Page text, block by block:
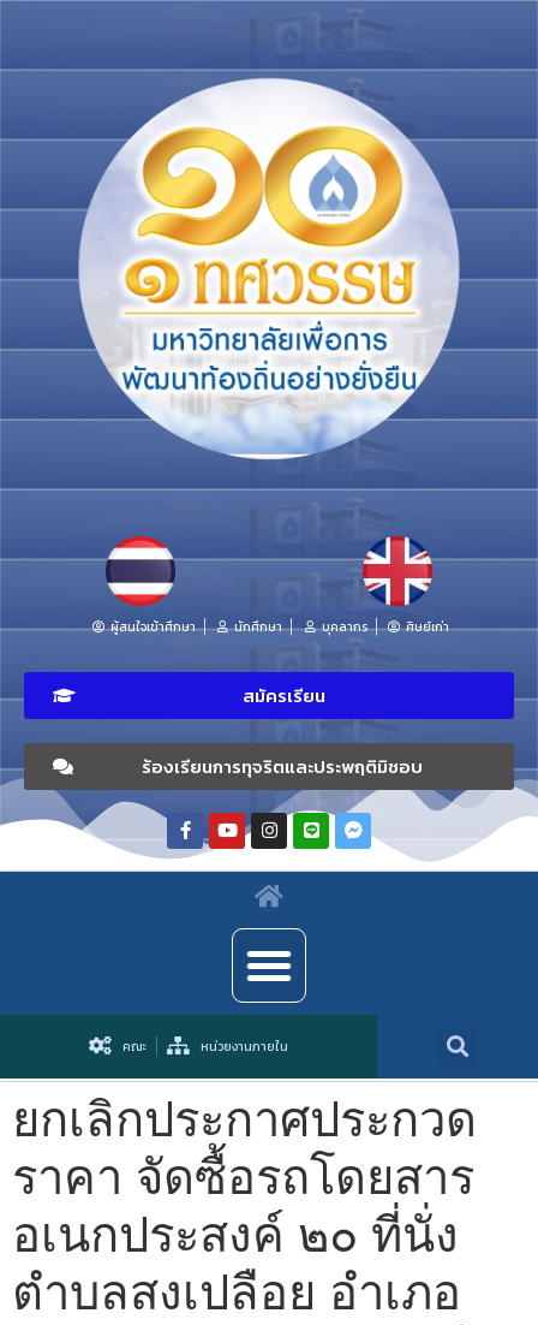
ผู้สนใจเข้าศึกษา นักศึกษา บุคลากร ศิษย์เก่า
สมัครเรียน
ร้องเรียนการทุจริตและประพฤติมิชอบ
คณะ หน่วยงานภายใน
ยกเลิกประกาศประกวด
ราคา จัดซื้อรถโดยสาร
อเนกประสงค์ ๒๐ ที่นั่ง
ตำบลสงเปลือย อำเภอ